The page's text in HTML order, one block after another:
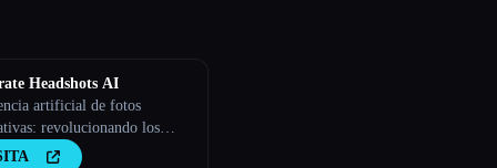
Headshots AI
artificial de fotos
revolucionando los
corporativos con la IA